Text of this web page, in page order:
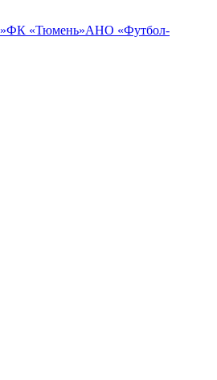
ФК «Тюмень»АНО «Футбол-